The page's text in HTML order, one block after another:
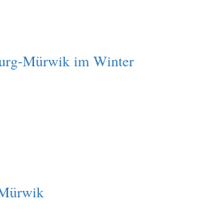
Mürwik im Winter